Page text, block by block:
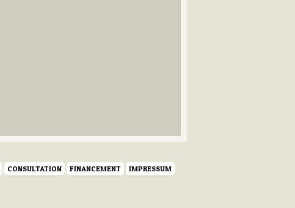
CONSULTATION FINANCEMENT IMPRESSUM